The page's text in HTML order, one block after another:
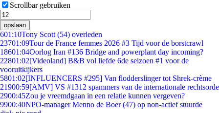
Scrollbar gebruiken
opslaan
601:10Tony Scott (54) overleden
23701:09Tour de France femmes 2026 #3 Tijd voor de borstcrawl
18601:04Oorlog Iran #136 Bridge and powerplant day incoming?
22801:02[Videoland] B&B vol liefde 6de seizoen #1 voor de
vooruitkijkers
5801:02[INFLUENCERS #295] Van flodderslinger tot Shrek-crème
21900:59[AMV] VS #1312 spammers van de internationale rechtsorde
2900:45Zou je vreemdgaan in een relatie kunnen vergeven?
9900:40NPO-manager Menno de Boer (47) op non-actief stuurde